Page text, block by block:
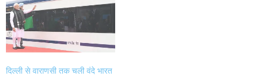
दिल्ली से वाराणसी तक चली वंदे भारत